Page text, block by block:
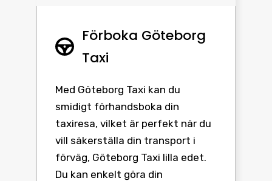
Förboka Göteborg
Taxi
Med Göteborg Taxi kan du
smidigt förhandsboka din
taxiresa, vilket är perfekt när du
vill säkerställa din transport i
förväg, Göteborg Taxi lilla edet.
Du kan enkelt göra din